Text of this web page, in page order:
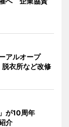
アルオープ
衣所など改修
が10周年
介